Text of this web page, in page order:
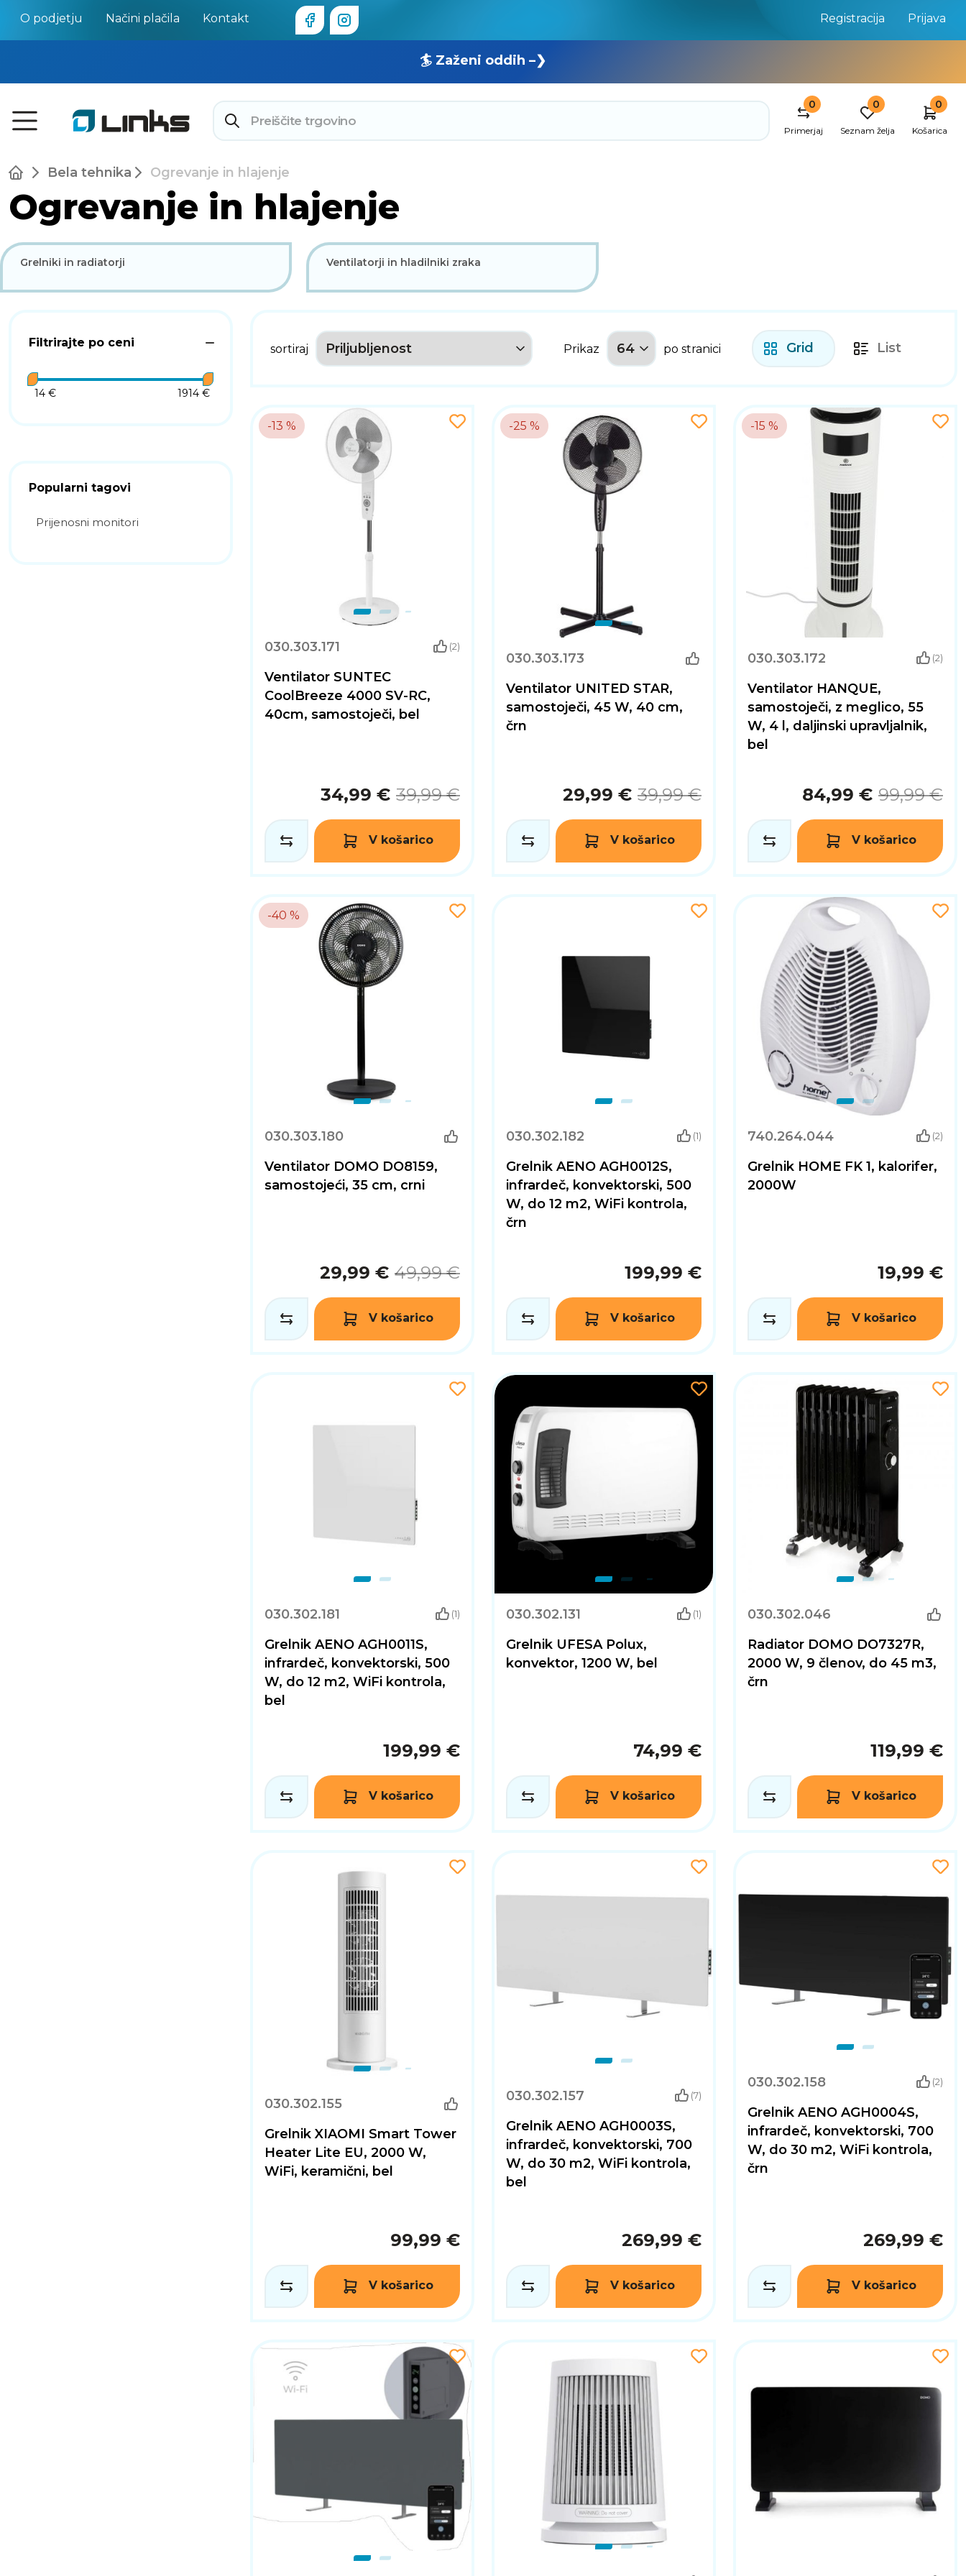
O podjetju Načini plačila Kontakt Registracija Prijava
🏄 Zaženi oddih –❯
0
Primerjaj
0
Seznam želja
0
Košarica
Bela tehnika Ogrevanje in hlajenje
Ogrevanje in hlajenje
Grelniki in radiatorji Ventilatorji in hladilniki zraka
Filtrirajte po ceni
14 € 1914 €
Popularni tagovi
Prijenosni monitori
sortiraj Prikaz po stranici Grid List
-13 %
030.303.171 (2)
Ventilator SUNTEC
CoolBreeze 4000 SV-RC,
40cm, samostoječi, bel
34,99 € 39,99 €
V košarico
-25 %
030.303.173
Ventilator UNITED STAR,
samostoječi, 45 W, 40 cm,
črn
29,99 € 39,99 €
V košarico
-15 %
030.303.172 (2)
Ventilator HANQUE,
samostoječi, z meglico, 55
W, 4 l, daljinski upravljalnik,
bel
84,99 € 99,99 €
V košarico
-40 %
030.303.180
Ventilator DOMO DO8159,
samostojeći, 35 cm, crni
29,99 € 49,99 €
V košarico
030.302.182 (1)
Grelnik AENO AGH0012S,
infrardeč, konvektorski, 500
W, do 12 m2, WiFi kontrola,
črn
199,99 €
V košarico
740.264.044 (2)
Grelnik HOME FK 1, kalorifer,
2000W
19,99 €
V košarico
030.302.181 (1)
Grelnik AENO AGH0011S,
infrardeč, konvektorski, 500
W, do 12 m2, WiFi kontrola,
bel
199,99 €
V košarico
030.302.131 (1)
Grelnik UFESA Polux,
konvektor, 1200 W, bel
74,99 €
V košarico
030.302.046
Radiator DOMO DO7327R,
2000 W, 9 členov, do 45 m3,
črn
119,99 €
V košarico
030.302.155
Grelnik XIAOMI Smart Tower
Heater Lite EU, 2000 W,
WiFi, keramični, bel
99,99 €
V košarico
030.302.157 (7)
Grelnik AENO AGH0003S,
infrardeč, konvektorski, 700
W, do 30 m2, WiFi kontrola,
bel
269,99 €
V košarico
030.302.158 (2)
Grelnik AENO AGH0004S,
infrardeč, konvektorski, 700
W, do 30 m2, WiFi kontrola,
črn
269,99 €
V košarico